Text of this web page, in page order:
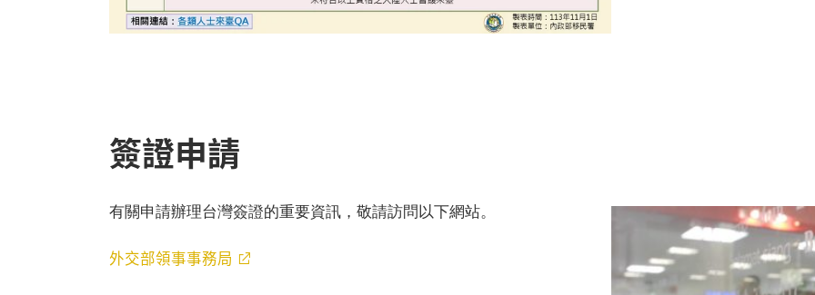
簽證申請
有關申請辦理台灣簽證的重要資訊，敬請訪問以下網站。
外交部領事事務局